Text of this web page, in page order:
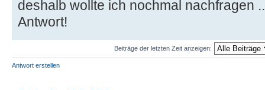
deshalb wollte ich nochmal nachfragen
Antwort!
Beiträge der letzten Zeit anzeigen:
Antwort erstellen